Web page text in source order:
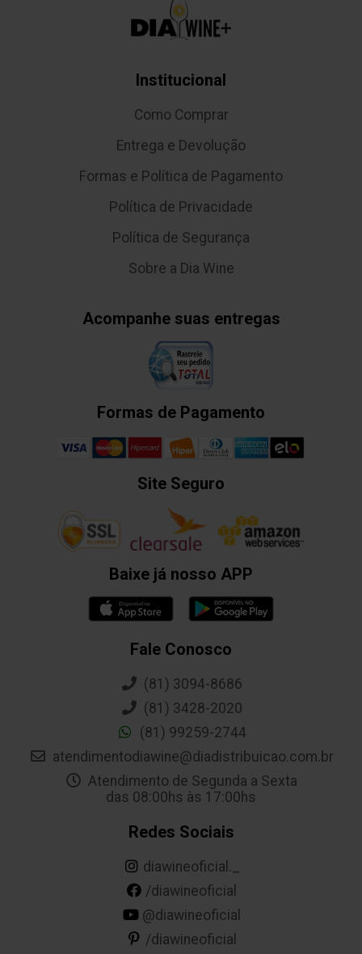
Institucional
Como Comprar
Entrega e Devolução
Formas e Política de Pagamento
Política de Privacidade
Política de Segurança
Sobre a Dia Wine
Acompanhe suas entregas
Formas de Pagamento
Site Seguro
Baixe já nosso APP
Fale Conosco
(81) 3094-8686
(81) 3428-2020
(81) 99259-2744
atendimentodiawine@diadistribuicao.com.br
Atendimento de Segunda a Sexta
das 08:00hs às 17:00hs
Redes Sociais
diawineoficial._
/diawineoficial
@diawineoficial
/diawineoficial